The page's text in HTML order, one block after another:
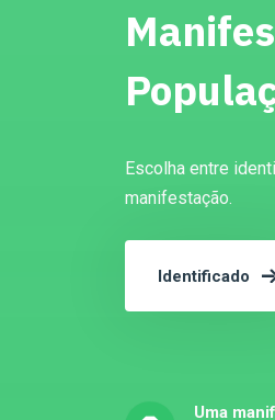
Escolha entre
manifestação.
Identificado
Uma